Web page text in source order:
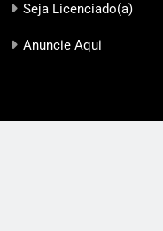
Seja Licenciado(a)
Anuncie Aqui